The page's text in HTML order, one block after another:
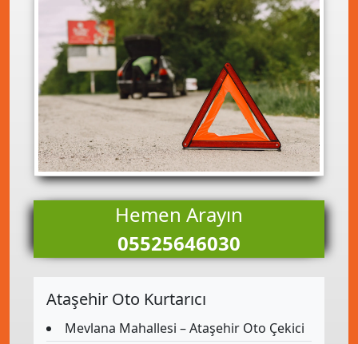
Hemen Arayın
05525646030
Ataşehir Oto Kurtarıcı
Mevlana Mahallesi – Ataşehir Oto Çekici